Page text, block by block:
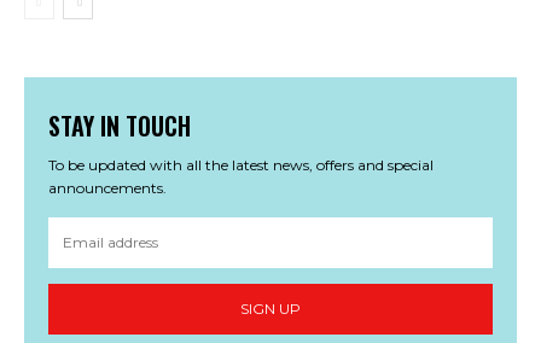
STAY IN TOUCH
To be updated with all the latest news, offers and special
announcements.
SIGN UP